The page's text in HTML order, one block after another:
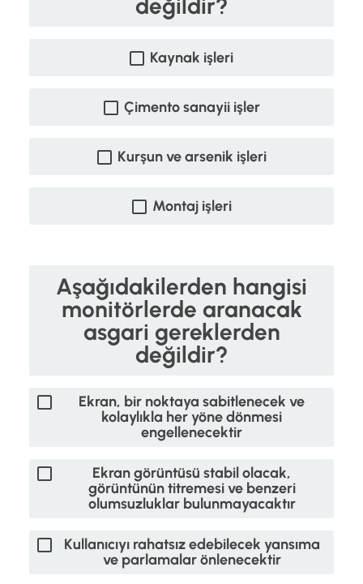
Kaynak işleri
Çimento sanayii işler
Kurşun ve arsenik işleri
Montaj işleri
Aşağıdakilerden hangisi
monitörlerde aranacak
asgari gereklerden
değildir?
Ekran, bir noktaya sabitlenecek ve
kolaylıkla her yöne dönmesi
engellenecektir
Ekran görüntüsü stabil olacak,
görüntünün titremesi ve benzeri
olumsuzluklar bulunmayacaktır
Kullanıcıyı rahatsız edebilecek yansıma
ve parlamalar önlenecektir